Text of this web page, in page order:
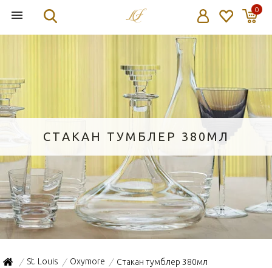
0
СТАКАН ТУМБЛЕР 380МЛ
/ St. Louis / Oxymore / Стакан тумблер 380мл